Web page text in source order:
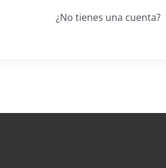
¿No tienes una cuenta?